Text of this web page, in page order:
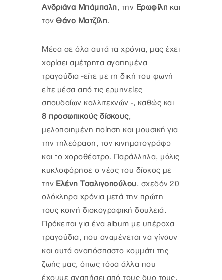
Ανδριάνα Μπάμπαλη, την Ερωφίλη και
τον Θάνο Ματζίλη.
Μέσα σε όλα αυτά τα χρόνια, μας έχει
χαρίσει αμέτρητα αγαπημένα
τραγούδια -είτε με τη δική του φωνή
είτε μέσα από τις ερμηνείες
σπουδαίων καλλιτεχνών -, καθώς και
8 προσωπικούς δίσκους,
μελοποιημένη ποίηση και μουσική για
την τηλεόραση, τον κινηματογράφο
και το χοροθέατρο. Παράλληλα, μόλις
κυκλοφόρησε ο νέος του δίσκος με
την Ελένη Τσαλιγοπούλου, σχεδόν 20
ολόκληρα χρόνια μετά την πρώτη
τους κοινή δισκογραφική δουλειά.
Πρόκειται για ένα album με υπέροχα
τραγούδια, που αναμένεται να γίνουν
και αυτά αναπόσπαστο κομμάτι της
ζωής μας, όπως τόσα άλλα που
έχουμε αγαπήσει από τους δυο τους.